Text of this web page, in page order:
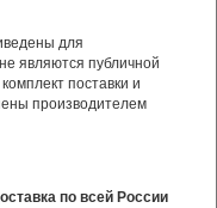
для
являются публичной
поставки и
производителем
по всей России